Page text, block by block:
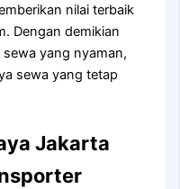
nilai terbaik
Dengan demikian
yang nyaman,
sewa yang tetap
Jakarta